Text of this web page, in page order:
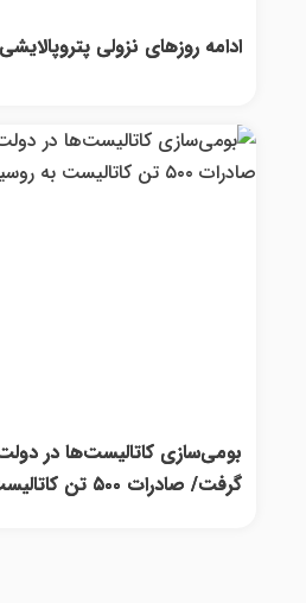
ادامه روزهای نزولی
بومی‌سازی کاتالیست‌ها در
گرفت/ صادرات ۵۰۰ تن کاتالیست به روسیه